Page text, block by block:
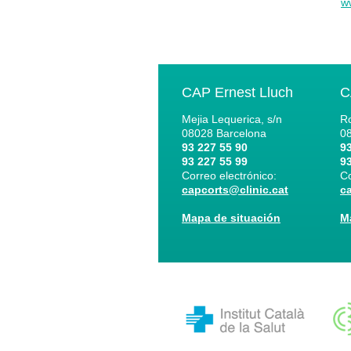
CAP Ernest Lluch
Mejia Lequerica, s/n
08028 Barcelona
93 227 55 90
93 227 55 99
Correo electrónico:
capcorts@clinic.cat
Mapa de situación